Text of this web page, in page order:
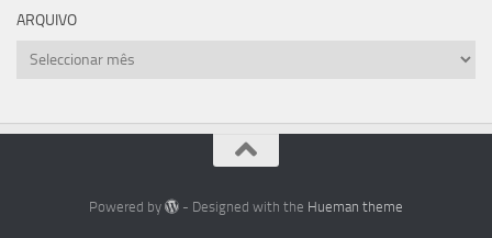
ARQUIVO
Arquivo
Powered by - Designed with the Hueman theme